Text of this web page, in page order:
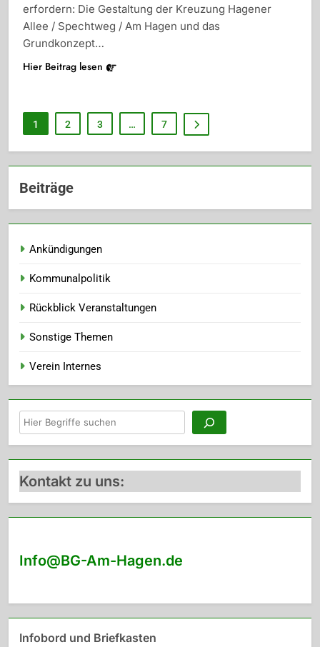
erfordern: Die Gestaltung der Kreuzung Hagener
Allee / Spechtweg / Am Hagen und das
Grundkonzept…
Hier Beitrag lesen
1 2 3 … 7
Beiträge
Ankündigungen
Kommunalpolitik
Rückblick Veranstaltungen
Sonstige Themen
Verein Internes
Suchen
Kontakt zu uns:
Info@BG-Am-Hagen.de
Infobord und Briefkasten